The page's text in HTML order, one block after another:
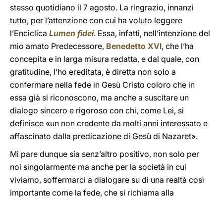
stesso quotidiano il 7 agosto. La ringrazio, innanzi
tutto, per l’attenzione con cui ha voluto leggere
l’Enciclica Lumen fidei. Essa, infatti, nell’intenzione del
mio amato Predecessore, Benedetto XVI, che l’ha
concepita e in larga misura redatta, e dal quale, con
gratitudine, l’ho ereditata, è diretta non solo a
confermare nella fede in Gesù Cristo coloro che in
essa già si riconoscono, ma anche a suscitare un
dialogo sincero e rigoroso con chi, come Lei, si
definisce «un non credente da molti anni interessato e
affascinato dalla predicazione di Gesù di Nazaret».
Mi pare dunque sia senz’altro positivo, non solo per
noi singolarmente ma anche per la società in cui
viviamo, soffermarci a dialogare su di una realtà così
importante come la fede, che si richiama alla